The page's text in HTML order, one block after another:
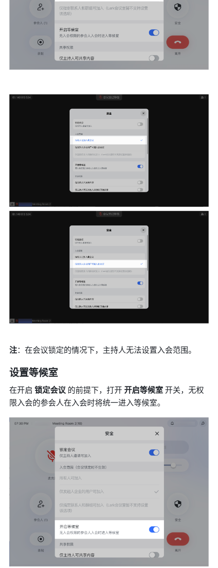
注：在会议锁定的情况下，主持人无法设置入会范围。
设置等候室
在开启 锁定会议 的前提下，打开 开启等候室 开关，无权
限入会的参会人在入会时将统一进入等候室。